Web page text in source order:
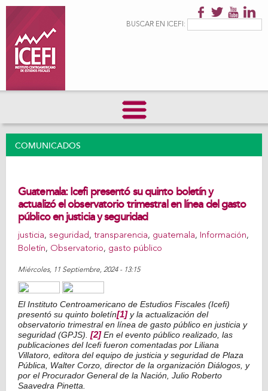
principalFormulario de
BUSCAR EN ICEFI:
COMUNICADOS
Guatemala: Icefi presentó su quinto boletín y
actualizó el observatorio trimestral en línea del gasto
público en justicia y seguridad
justicia, seguridad, transparencia, guatemala, Información,
Boletín, Observatorio, gasto público
Miércoles, 11 Septiembre, 2024 - 13:15
Share on Facebook
Tweet Widget
Linkedin Share Button
El Instituto Centroamericano de Estudios Fiscales (Icefi)
presentó su quinto boletín[1] y la actualización del
observatorio trimestral en línea de gasto público en justicia y
seguridad (GPJS). [2] En el evento público realizado, las
publicaciones del Icefi fueron comentadas por Liliana
Villatoro, editora del equipo de justicia y seguridad de Plaza
Pública, Walter Corzo, director de la organización Diálogos, y
por el Procurador General de la Nación, Julio Roberto
Saavedra Pinetta.